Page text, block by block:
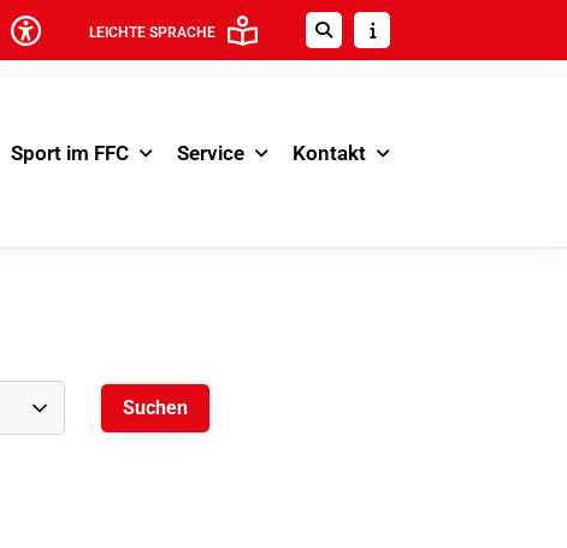
LEICHTE SPRACHE
Sport im FFC Service Kontakt